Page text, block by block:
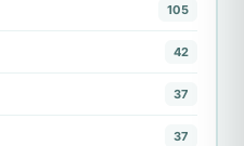
105
42
37
37